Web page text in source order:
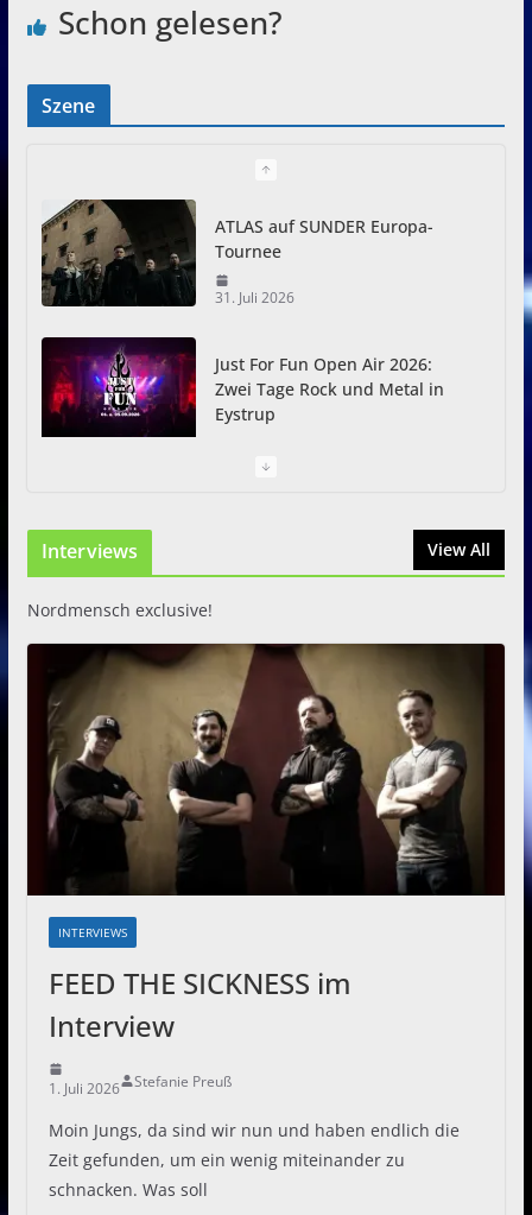
Schon gelesen?
Szene
ATLAS auf SUNDER Europa-
Tournee
31. Juli 2026
Just For Fun Open Air 2026:
Zwei Tage Rock und Metal in
Eystrup
8. August 2026
Interviews View All
Nordmensch exclusive!
INTERVIEWS
FEED THE SICKNESS im
Interview
1. Juli 2026 Stefanie Preuß
Moin Jungs, da sind wir nun und haben endlich die
Zeit gefunden, um ein wenig miteinander zu
schnacken. Was soll